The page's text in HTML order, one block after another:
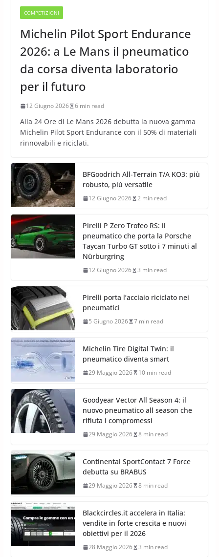
COMPETIZIONI
Michelin Pilot Sport Endurance
2026: a Le Mans il pneumatico
da corsa diventa laboratorio
per il futuro
12 Giugno 2026 6 min read
Alla 24 Ore di Le Mans 2026 debutta la nuova gamma
Michelin Pilot Sport Endurance con il 50% di materiali
rinnovabili e riciclati.
BFGoodrich All-Terrain T/A KO3: più
robusto, più versatile
12 Giugno 2026 2 min read
Pirelli P Zero Trofeo RS: il
pneumatico che porta la Porsche
Taycan Turbo GT sotto i 7 minuti al
Nürburgring
12 Giugno 2026 3 min read
Pirelli porta l’acciaio riciclato nei
pneumatici
5 Giugno 2026 7 min read
Michelin Tire Digital Twin: il
pneumatico diventa smart
29 Maggio 2026 10 min read
Goodyear Vector All Season 4: il
nuovo pneumatico all season che
rifiuta i compromessi
29 Maggio 2026 8 min read
Continental SportContact 7 Force
debutta su BRABUS
29 Maggio 2026 8 min read
Blackcircles.it accelera in Italia:
vendite in forte crescita e nuovi
obiettivi per il 2026
28 Maggio 2026 3 min read